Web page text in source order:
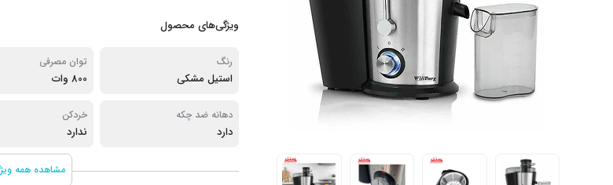
ویژگی‌های محصول
رنگ
استیل مشکی
توان مصرفی
800 وات
دهانه ضد چکه
دارد
خردکن
ندارد
مشاهده همه